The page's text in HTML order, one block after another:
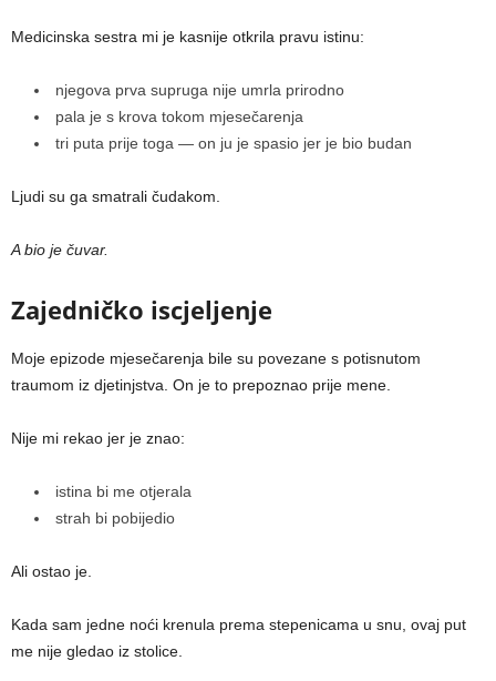
Medicinska sestra mi je kasnije otkrila pravu istinu:
njegova prva supruga nije umrla prirodno
pala je s krova tokom mjesečarenja
tri puta prije toga — on ju je spasio jer je bio budan
Ljudi su ga smatrali čudakom.
A bio je čuvar.
Zajedničko iscjeljenje
Moje epizode mjesečarenja bile su povezane s potisnutom
traumom iz djetinjstva. On je to prepoznao prije mene.
Nije mi rekao jer je znao:
istina bi me otjerala
strah bi pobijedio
Ali ostao je.
Kada sam jedne noći krenula prema stepenicama u snu, ovaj put
me nije gledao iz stolice.